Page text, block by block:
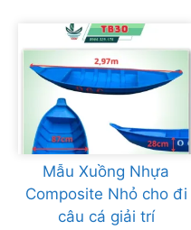
Mẫu Xuồng Nhựa
Composite Nhỏ cho đi
câu cá giải trí